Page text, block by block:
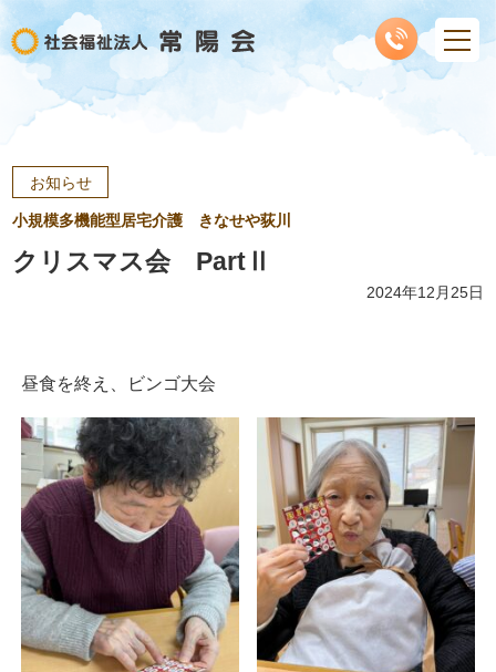
お知らせ
小規模多機能型居宅介護 きなせや荻川
クリスマス会 PartⅡ
2024年12月25日
昼食を終え、ビンゴ大会